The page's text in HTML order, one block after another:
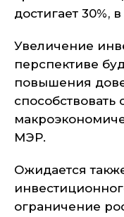
достигает 30%,
Увеличение
перспективе
повышения
способствовать
МЭР.
Ожидается
ограничение